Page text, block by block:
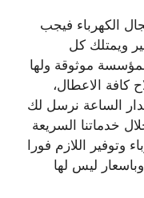
الكهرباء فيجب
ويمتلك كل
موثوقة ولها
كافة الاعطال،
الساعة نرسل لك
خدماتنا السريعة
وتوفير اللازم فورا
ليس لها